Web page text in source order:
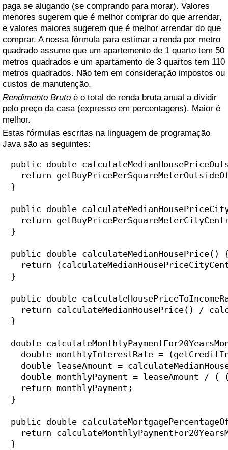
paga se alugando (se comprando para morar). Valores
menores sugerem que é melhor comprar do que arrendar,
e valores maiores sugerem que é melhor arrendar do que
comprar. A nossa fórmula para estimar a renda por metro
quadrado assume que um apartemento de 1 quarto tem 50
metros quadrados e um apartamento de 3 quartos tem 110
metros quadrados. Não tem em consideração impostos ou
custos de manutenção.
Rendimento Bruto é o total de renda bruta anual a dividir
pelo preço da casa (expresso em percentagens). Maior é
melhor.
Estas fórmulas escritas na linguagem de programação
Java são as seguintes:
public double
return
  }
public double
return
  }
public double calculateMedianHousePrice()
return
  }
public double
return calculateMedianHousePrice() /
  }
double
double monthlyInterestRate =
double leaseAmount =
double monthlyPayment = leaseAmount / (
    return monthlyPayment;
  }
public double
return
  }
Indicador de Trânsito
Indicador de Trânsito (Atual)
Indicador de Trânsito por País